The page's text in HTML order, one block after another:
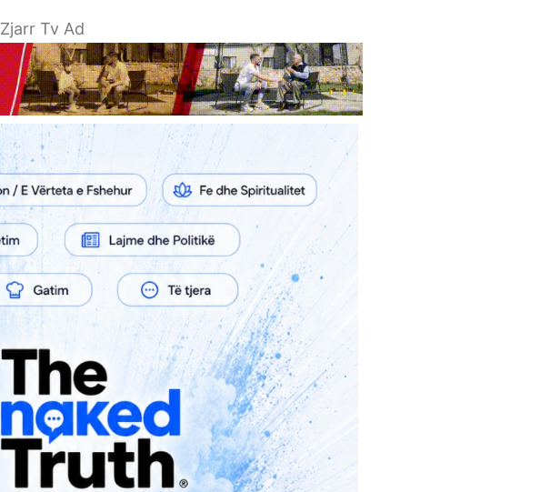
Zjarr Tv Ad